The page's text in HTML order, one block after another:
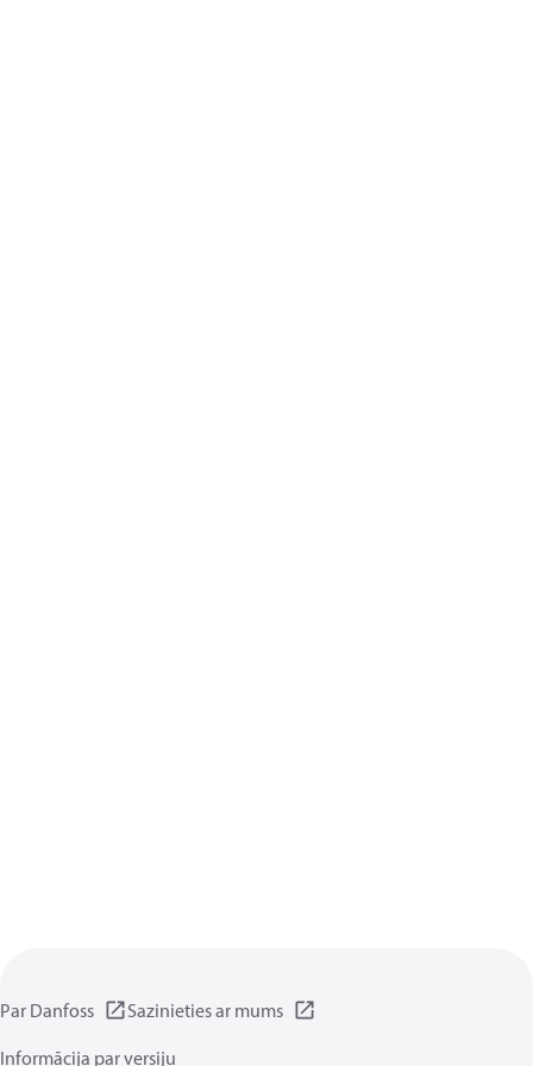
Par Danfoss
Sazinieties ar mums
Informācija par versiju